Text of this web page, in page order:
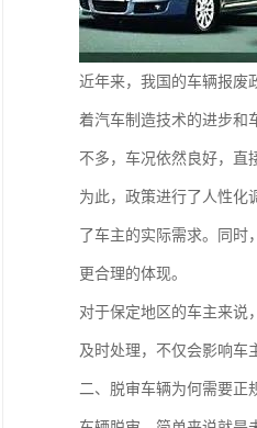
近年来，我国的车辆报废
着汽车制造技术的进步和
不多，车况依然良好，直
为此，政策进行了人性化
了车主的实际需求。同
更合理的体现。
对于保定地区的车主来说
及时处理，不仅会影响车
二、脱审车辆为何需要正